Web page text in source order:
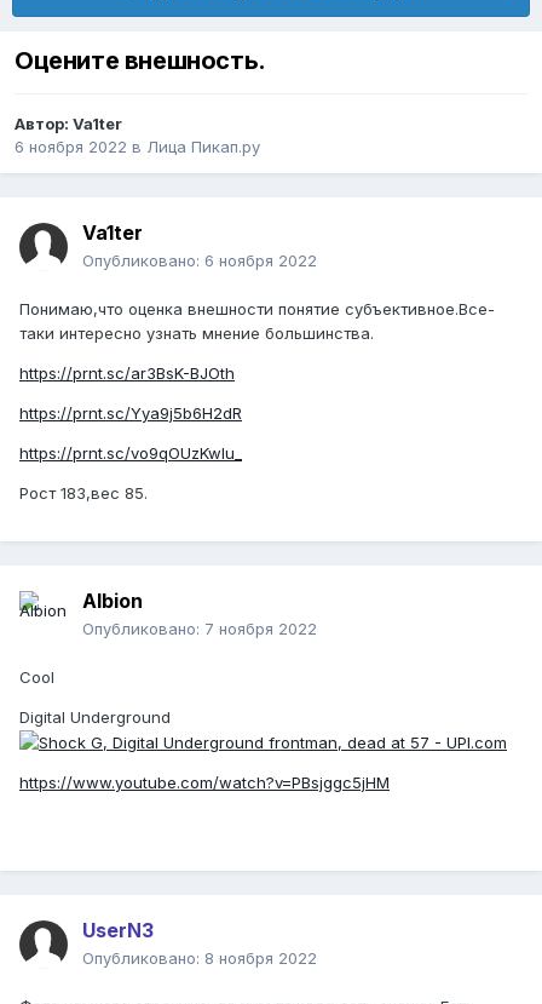
Оцените внешность.
Автор: Va1ter
6 ноября 2022 в Лица Пикап.ру
Va1ter
Опубликовано: 6 ноября 2022
Понимаю,что оценка внешности понятие субъективное.Все-
таки интересно узнать мнение большинства.
https://prnt.sc/ar3BsK-BJOth
https://prnt.sc/Yya9j5b6H2dR
https://prnt.sc/vo9qOUzKwIu_
Рост 183,вес 85.
Albion
Опубликовано: 7 ноября 2022
Cool
Digital Underground
https://www.youtube.com/watch?v=PBsjggc5jHM
UserN3
Опубликовано: 8 ноября 2022